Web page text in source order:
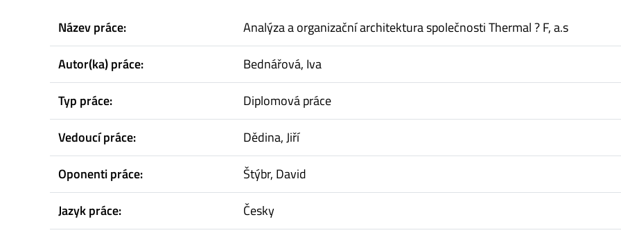
Název práce:
Analýza a organizační architektura společnosti Thermal ? F, a.s
Autor(ka) práce:
Bednářová, Iva
Typ práce:
Diplomová práce
Vedoucí práce:
Dědina, Jiří
Oponenti práce:
Štýbr, David
Jazyk práce:
Česky